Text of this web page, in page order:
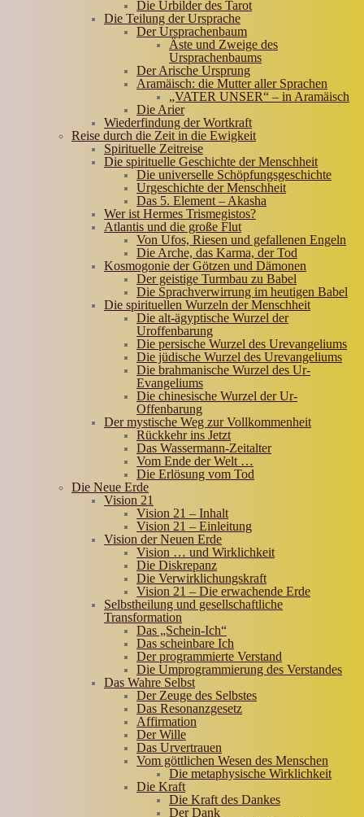
Die Urbilder des Tarot
Die Teilung der Ursprache
Der Ursprachenbaum
Äste und Zweige des
Ursprachenbaums
Der Arische Ursprung
Aramäisch: die Mutter aller Sprachen
„VATER UNSER“ – in Aramäisch
Die Arier
Wiederfindung der Wortkraft
Reise durch die Zeit in die Ewigkeit
Spirituelle Zeitreise
Die spirituelle Geschichte der Menschheit
Die universelle Schöpfungsgeschichte
Urgeschichte der Menschheit
Das 5. Element – Akasha
Wer ist Hermes Trismegistos?
Atlantis und die große Flut
Von Ufos, Riesen und gefallenen Engeln
Die Arche, das Karma, der Tod
Kosmogonie der Götzen und Dämonen
Der geistige Turmbau zu Babel
Die Sprachverwirrung im heutigen Babel
Die spirituellen Wurzeln der Menschheit
Die alt-ägyptische Wurzel der
Uroffenbarung
Die persische Wurzel des Urevangeliums
Die jüdische Wurzel des Urevangeliums
Die brahmanische Wurzel des Ur-
Evangeliums
Die chinesische Wurzel der Ur-
Offenbarung
Der mystische Weg zur Vollkommenheit
Rückkehr ins Jetzt
Das Wassermann-Zeitalter
Vom Ende der Welt …
Die Erlösung vom Tod
Die Neue Erde
Vision 21
Vision 21 – Inhalt
Vision 21 – Einleitung
Vision der Neuen Erde
Vision … und Wirklichkeit
Die Diskrepanz
Die Verwirklichungskraft
Vision 21 – Die erwachende Erde
Selbstheilung und gesellschaftliche
Transformation
Das „Schein-Ich“
Das scheinbare Ich
Der programmierte Verstand
Die Umprogrammierung des Verstandes
Das Wahre Selbst
Der Zeuge des Selbstes
Das Resonanzgesetz
Affirmation
Der Wille
Das Urvertrauen
Vom göttlichen Wesen des Menschen
Die metaphysische Wirklichkeit
Die Kraft
Die Kraft des Dankes
Der Dank